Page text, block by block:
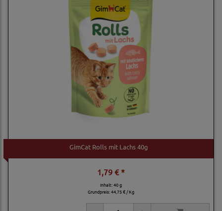
GimCat Rolls mit Lachs 40g
1,79 € *
Inhalt: 40 g
Grundpreis:44,75 € / Kg